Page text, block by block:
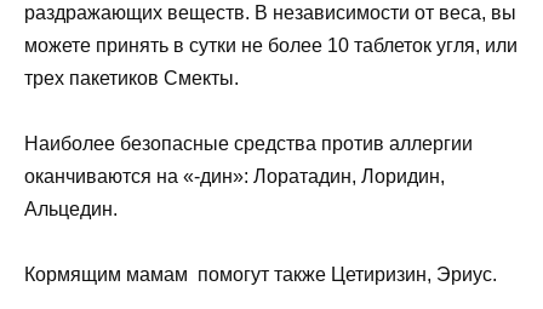
раздражающих веществ. В независимости от веса, вы
можете принять в сутки не более 10 таблеток угля, или
трех пакетиков Смекты.
Наиболее безопасные средства против аллергии
оканчиваются на «-дин»: Лоратадин, Лоридин,
Альцедин.
Кормящим мамам помогут также Цетиризин, Эриус.